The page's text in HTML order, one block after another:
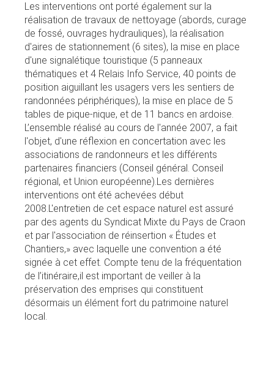
Les interventions ont porté également sur la
réalisation de travaux de nettoyage (abords, curage
de fossé, ouvrages hydrauliques), la réalisation
d'aires de stationnement (6 sites), la mise en place
d'une signalétique touristique (5 panneaux
thématiques et 4 Relais Info Service, 40 points de
position aiguillant les usagers vers les sentiers de
randonnées périphériques), la mise en place de 5
tables de pique-nique, et de 11 bancs en ardoise.
L’ensemble réalisé au cours de l'année 2007, a fait
l'objet, d'une réflexion en concertation avec les
associations de randonneurs et les différents
partenaires financiers (Conseil général. Conseil
régional, et Union européenne).Les dernières
interventions ont été achevées début
2008.L'entretien de cet espace naturel est assuré
par des agents du Syndicat Mixte du Pays de Craon
et par l'association de réinsertion « Études et
Chantiers,» avec laquelle une convention a été
signée à cet effet. Compte tenu de la fréquentation
de l’itinéraire,il est important de veiller à la
préservation des emprises qui constituent
désormais un élément fort du patrimoine naturel
local.